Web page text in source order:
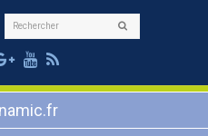
Rechercher
Google
Plus
Youtube
RSS